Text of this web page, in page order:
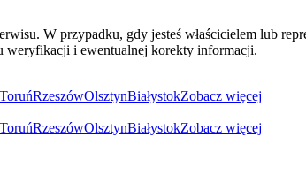
W przypadku, gdy jesteś właścicielem lub
weryfikacji i ewentualnej korekty informacji.
ToruńRzeszówOlsztynBiałystokZobacz więcej
ToruńRzeszówOlsztynBiałystokZobacz więcej